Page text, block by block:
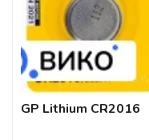
GP Lithium CR2016